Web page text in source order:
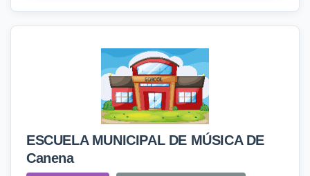
ESCUELA MUNICIPAL DE MÚSICA DE
Canena